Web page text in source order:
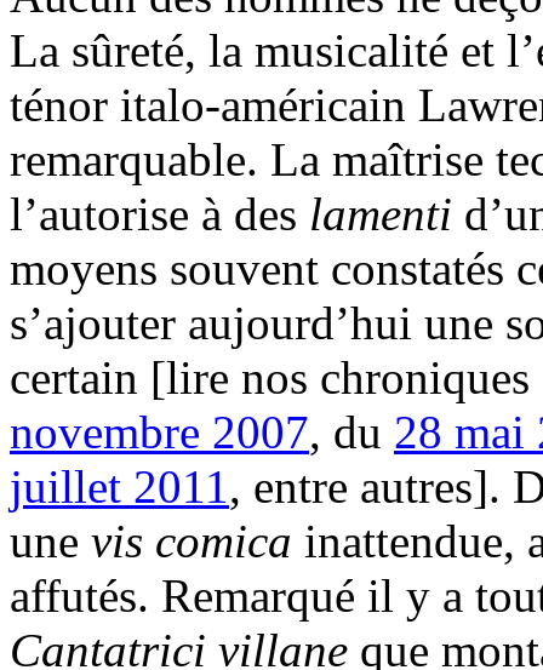
La sûreté, la musicalité et
ténor italo-américain
remarquable. La maîtrise
l’autorise à des lamenti
moyens souvent constatés
s’ajouter aujourd’hui une
certain [lire nos
novembre 2007, du 28 mai
juillet 2011, entre autres].
une vis comica inattendue,
affutés. Remarqué il y a
Cantatrici villane que